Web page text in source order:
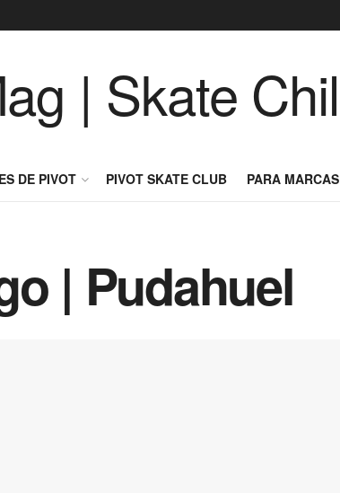
DE PIVOT PIVOT SKATE CLUB PARA MARCAS
| Pudahuel